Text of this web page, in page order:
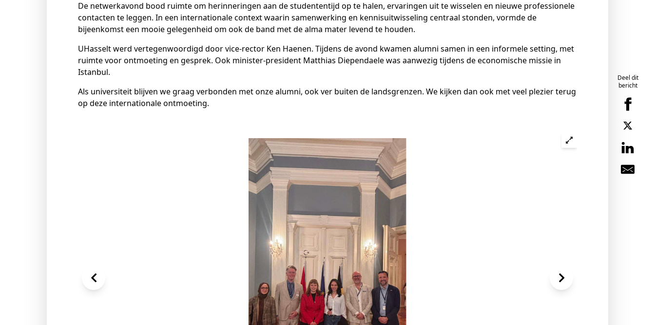
De netwerkavond bood ruimte om herinneringen aan de studententijd op te halen, ervaringen uit te wisselen en nieuwe professionele
contacten te leggen. In een internationale context waarin samenwerking en kennisuitwisseling centraal stonden, vormde de
bijeenkomst een mooie gelegenheid om ook de band met de alma mater levend te houden.
UHasselt werd vertegenwoordigd door vice-rector Ken Haenen. Tijdens de avond kwamen alumni samen in een informele setting, met
ruimte voor ontmoeting en gesprek. Ook minister-president Matthias Diependaele was aanwezig tijdens de economische missie in
Istanbul.
Als universiteit blijven we graag verbonden met onze alumni, ook ver buiten de landsgrenzen. We kijken dan ook met veel plezier terug
op deze internationale ontmoeting.
Deel dit
bericht